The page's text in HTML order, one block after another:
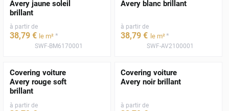
Avery jaune soleil
brillant
à partir de
38,79 € le m² *
SWF-BM6170001
Avery blanc brillant
à partir de
38,79 € le m²*
SWF-AV2100001
Covering voiture
Avery rouge soft
brillant
à partir de
Covering voiture
Avery noir brillant
à partir de